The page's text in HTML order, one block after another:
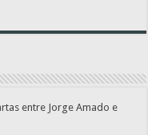
entre Jorge Amado e